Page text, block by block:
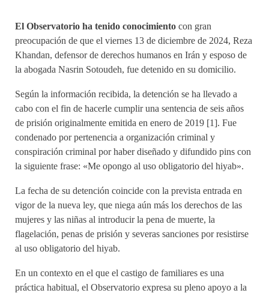
El Observatorio ha tenido conocimiento con gran
preocupación de que el viernes 13 de diciembre de 2024, Reza
Khandan, defensor de derechos humanos en Irán y esposo de
la abogada Nasrin Sotoudeh, fue detenido en su domicilio.
Según la información recibida, la detención se ha llevado a
cabo con el fin de hacerle cumplir una sentencia de seis años
de prisión originalmente emitida en enero de 2019 [1]. Fue
condenado por pertenencia a organización criminal y
conspiración criminal por haber diseñado y difundido pins con
la siguiente frase: «Me opongo al uso obligatorio del hiyab».
La fecha de su detención coincide con la prevista entrada en
vigor de la nueva ley, que niega aún más los derechos de las
mujeres y las niñas al introducir la pena de muerte, la
flagelación, penas de prisión y severas sanciones por resistirse
al uso obligatorio del hiyab.
En un contexto en el que el castigo de familiares es una
práctica habitual, el Observatorio expresa su pleno apoyo a la